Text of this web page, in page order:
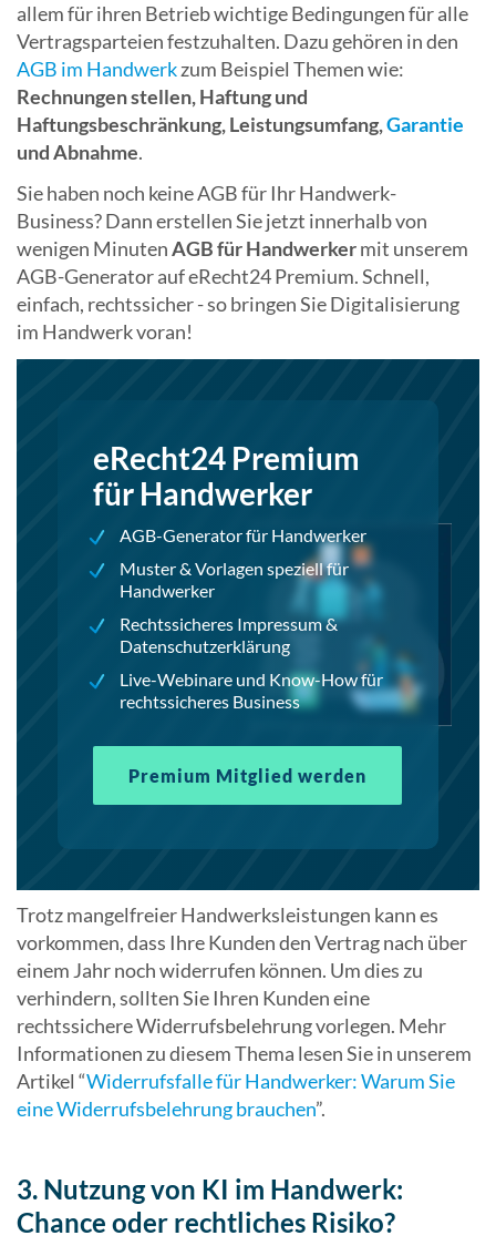
allem für ihren Betrieb wichtige Bedingungen für alle
Vertragsparteien festzuhalten. Dazu gehören in den
AGB im Handwerkzum Beispiel Themen wie:
Rechnungen stellen, Haftung und
Haftungsbeschränkung, Leistungsumfang,Garantie
und Abnahme.
Sie haben noch keine AGB für Ihr Handwerk-
Business? Dann erstellen Sie jetzt innerhalb von
wenigen MinutenAGB für Handwerkermit unserem
AGB-Generator auf eRecht24 Premium. Schnell,
einfach, rechtssicher - so bringen Sie Digitalisierung
im Handwerk voran!
eRecht24 Premium
für Handwerker
AGB-Generator für Handwerker
Muster & Vorlagen speziell für
Handwerker
Rechtssicheres Impressum &
Datenschutzerklärung
Live-Webinare und Know-How für
rechtssicheres Business
Premium Mitglied werden
Trotz mangelfreier Handwerksleistungen kann es
vorkommen, dass Ihre Kunden den Vertrag nach über
einem Jahr noch widerrufen können. Um dies zu
verhindern, sollten Sie Ihren Kunden eine
rechtssichere Widerrufsbelehrung vorlegen. Mehr
Informationen zu diesem Thema lesen Sie in unserem
Artikel “Widerrufsfalle für Handwerker: Warum Sie
eine Widerrufsbelehrung brauchen”.
3. Nutzung von KI im Handwerk:
Chance oder rechtliches Risiko?